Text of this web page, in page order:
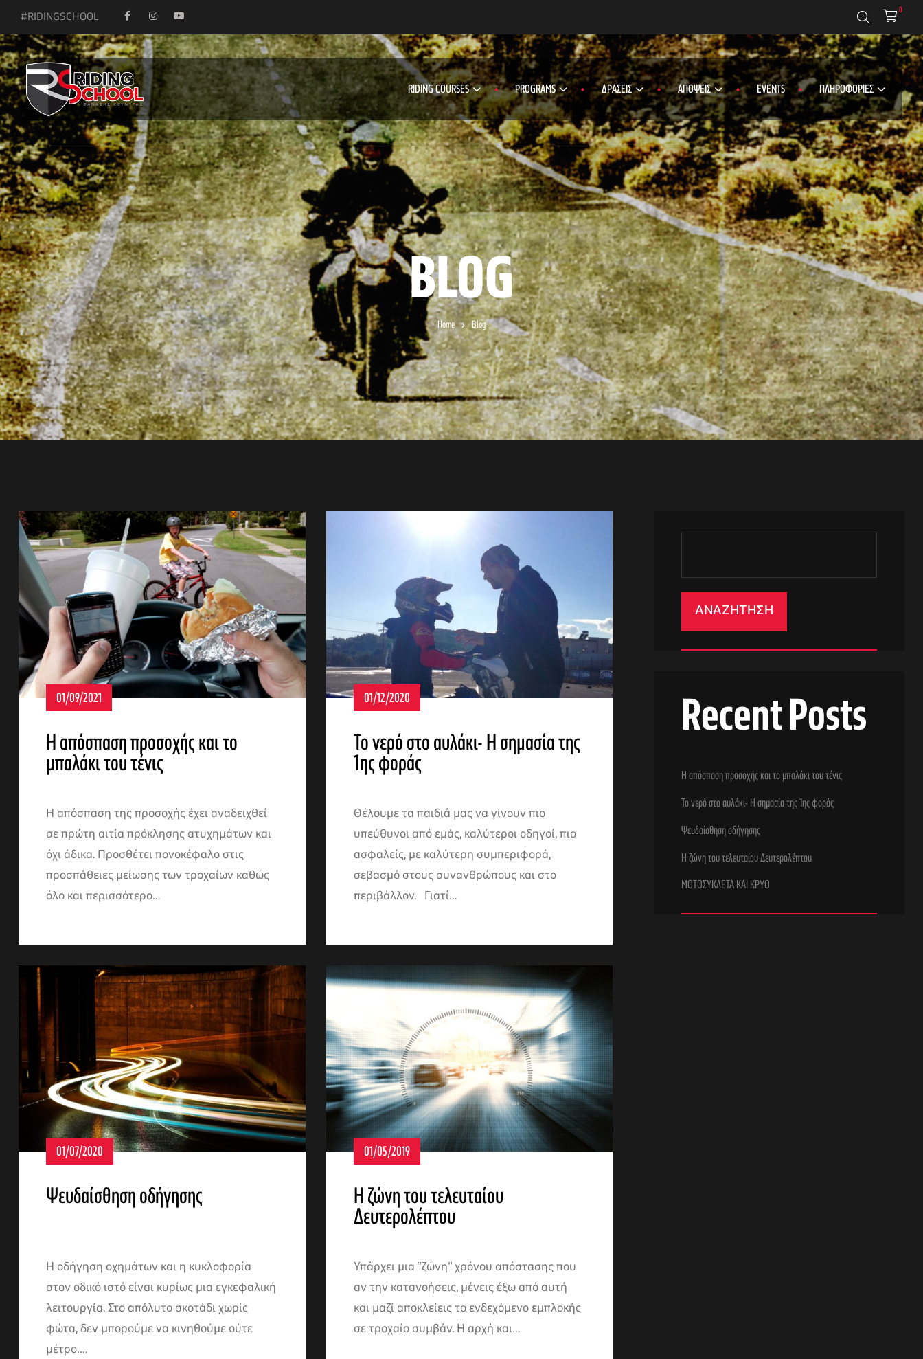
#RIDINGSCHOOL 0
RIDING COURSES PROGRAMS ΔΡΑΣΕΙΣ ΑΠΟΨΕΙΣ EVENTS ΠΛΗΡΟΦΟΡΙΕΣ
BLOG
Home Blog
Η απόσπαση προσοχής και το
μπαλάκι του τένις
01/09/2021
Η απόσπαση της προσοχής έχει αναδειχθεί
σε πρώτη αιτία πρόκλησης ατυχημάτων και
όχι άδικα. Προσθέτει πονοκέφαλο στις
προσπάθειες μείωσης των τροχαίων καθώς
όλο και περισσότερο…
Το νερό στο αυλάκι- Η σημασία της
1ης φοράς
01/12/2020
Θέλουμε τα παιδιά μας να γίνουν πιο
υπεύθυνοι από εμάς, καλύτεροι οδηγοί, πιο
ασφαλείς, με καλύτερη συμπεριφορά,
σεβασμό στους συνανθρώπους και στο
περιβάλλον. Γιατί…
Ψευδαίσθηση οδήγησης
01/07/2020
Η οδήγηση οχημάτων και η κυκλοφορία
στον οδικό ιστό είναι κυρίως μια εγκεφαλική
λειτουργία. Στο απόλυτο σκοτάδι χωρίς
φώτα, δεν μπορούμε να κινηθούμε ούτε
μέτρο.…
Η ζώνη του τελευταίου
Δευτερολέπτου
01/05/2019
Υπάρχει μια “ζώνη” χρόνου απόστασης που
αν την κατανοήσεις, μένεις έξω από αυτή
και μαζί αποκλείεις το ενδεχόμενο εμπλοκής
σε τροχαίο συμβάν. Η αρχή και…
ΑΝΑΖΉΤΗΣΗ
Recent Posts
Η απόσπαση προσοχής και το μπαλάκι του τένις
Το νερό στο αυλάκι- Η σημασία της 1ης φοράς
Ψευδαίσθηση οδήγησης
Η ζώνη του τελευταίου Δευτερολέπτου
ΜΟΤΟΣΥΚΛΕΤΑ ΚΑΙ ΚΡΥΟ